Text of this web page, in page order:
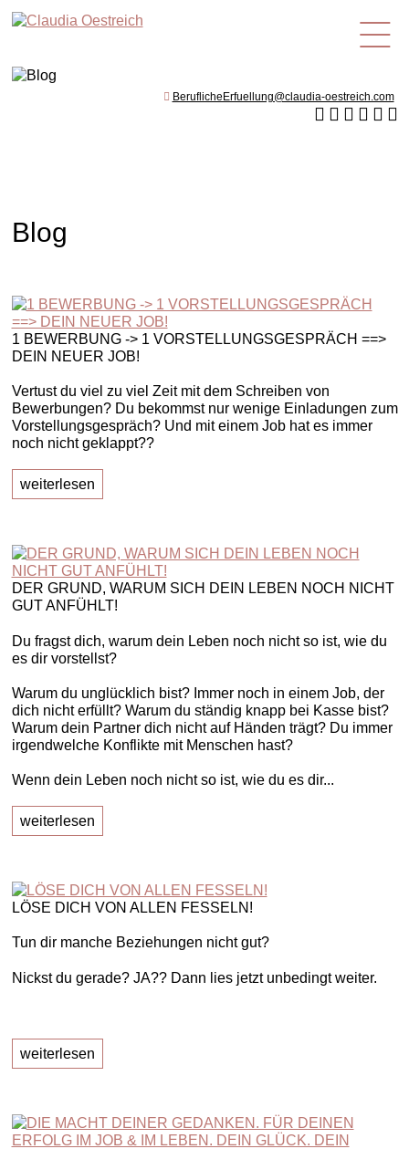
de
BeruflicheErfuellung@claudia-oestreich.com
Blog
1 BEWERBUNG -> 1 VORSTELLUNGSGESPRÄCH ==>
DEIN NEUER JOB!
Vertust du viel zu viel Zeit mit dem Schreiben von
Bewerbungen? Du bekommst nur wenige Einladungen zum
Vorstellungsgespräch? Und mit einem Job hat es immer
noch nicht geklappt??
weiterlesen
DER GRUND, WARUM SICH DEIN LEBEN NOCH NICHT
GUT ANFÜHLT!
Du fragst dich, warum dein Leben noch nicht so ist, wie du
es dir vorstellst?
Warum du unglücklich bist? Immer noch in einem Job, der
dich nicht erfüllt? Warum du ständig knapp bei Kasse bist?
Warum dein Partner dich nicht auf Händen trägt? Du immer
irgendwelche Konflikte mit Menschen hast?
Wenn dein Leben noch nicht so ist, wie du es dir...
weiterlesen
LÖSE DICH VON ALLEN FESSELN!
Tun dir manche Beziehungen nicht gut?
Nickst du gerade? JA?? Dann lies jetzt unbedingt weiter.
weiterlesen